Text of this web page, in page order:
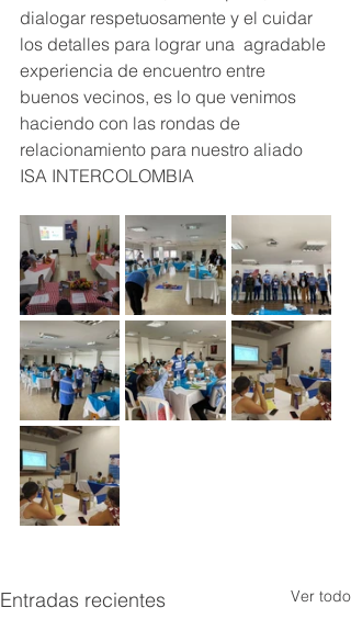
dialogar respetuosamente y el cuidar
los detalles para lograr una  agradable
experiencia de encuentro entre
buenos vecinos, es lo que venimos
haciendo con las rondas de
relacionamiento para nuestro aliado
ISA INTERCOLOMBIA
Entradas recientes Ver todo